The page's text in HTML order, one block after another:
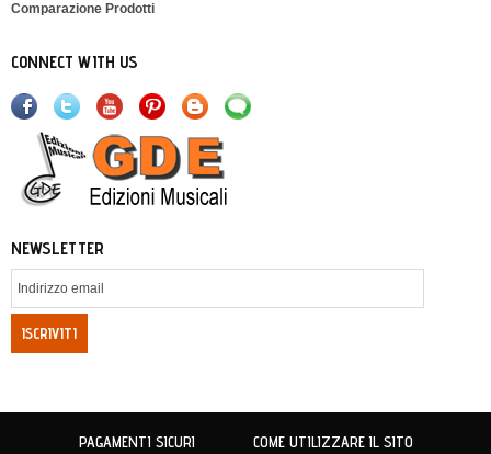
Comparazione Prodotti
CONNECT WITH US
NEWSLETTER
ISCRIVITI
PAGAMENTI SICURI COME UTILIZZARE IL SITO